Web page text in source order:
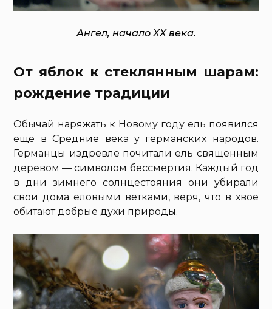
Ангел, начало XX века.
От яблок к стеклянным шарам:
рождение традиции
Обычай наряжать к Новому году ель появился
ещё в Средние века у германских народов.
Германцы издревле почитали ель священным
деревом — символом бессмертия. Каждый год
в дни зимнего солнцестояния они убирали
свои дома еловыми ветками, веря, что в хвое
обитают добрые духи природы.